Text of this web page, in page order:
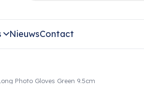
NieuwsContact
Photo Gloves Green 9.5cm